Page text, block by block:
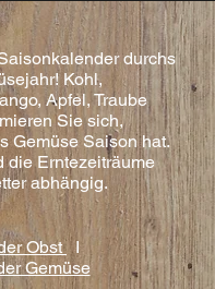
durchs
Kohl,
Apfel, Traube
Sie sich,
Gemüse Saison hat.
die Erntezeiträume
abhängig.
Obst I
Gemüse